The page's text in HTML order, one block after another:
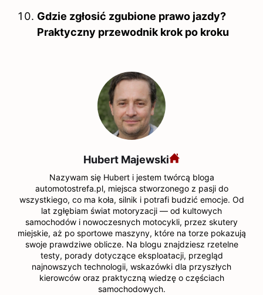
Gdzie zgłosić zgubione prawo jazdy?
Praktyczny przewodnik krok po kroku
Hubert Majewski
Nazywam się Hubert i jestem twórcą bloga
automotostrefa.pl, miejsca stworzonego z pasji do
wszystkiego, co ma koła, silnik i potrafi budzić emocje. Od
lat zgłębiam świat motoryzacji — od kultowych
samochodów i nowoczesnych motocykli, przez skutery
miejskie, aż po sportowe maszyny, które na torze pokazują
swoje prawdziwe oblicze. Na blogu znajdziesz rzetelne
testy, porady dotyczące eksploatacji, przegląd
najnowszych technologii, wskazówki dla przyszłych
kierowców oraz praktyczną wiedzę o częściach
samochodowych.